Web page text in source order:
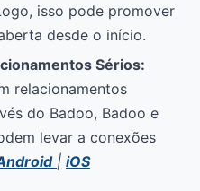
isso pode promover
desde o início.
Sérios:
relacionamentos
do Badoo, Badoo e
levar a conexões
| iOS